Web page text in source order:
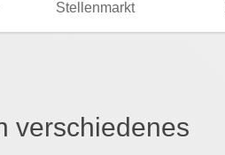
Stellenmarkt
verschiedenes